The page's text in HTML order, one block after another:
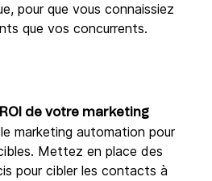
pour que vous connaissiez
que vos concurrents.
de votre marketing
marketing automation pour
Mettez en place des
pour cibler les contacts à